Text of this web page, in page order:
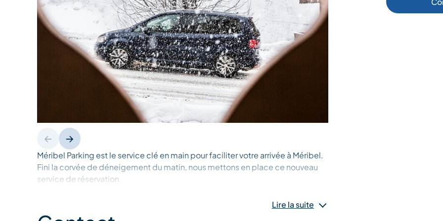
Méribel Parking est le service clé en main pour faciliter votre arrivée à Méribel.
Fini la corvée de déneigement du matin, nous mettons en place ce nouveau
service de réservation.
Au choix, 5 parkings couverts payants selon votre lieu de résidence : Rhodos -
Dou du Pont (sous la résidence l'Hévana) - Rond Point - Le Hameau et Le
Lire la suite